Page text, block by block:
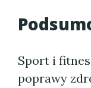
Sport i
poprawy